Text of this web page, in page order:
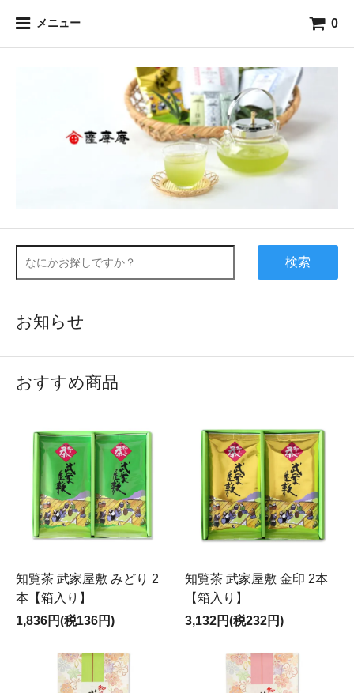
メニュー 0
検索
お知らせ
おすすめ商品
知覧茶 武家屋敷 みどり 2
本【箱入り】
1,836円(税136円)
知覧茶 武家屋敷 金印 2本
【箱入り】
3,132円(税232円)